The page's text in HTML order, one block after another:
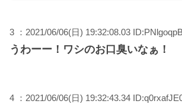
3 ：2021/06/06(日) 19:32:08.03
うわーー！ワシのお口臭いなぁ！
4 ：2021/06/06(日) 19:32:43.34